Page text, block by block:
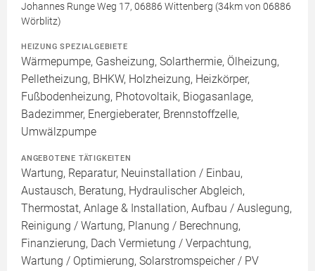
Johannes Runge Weg 17, 06886 Wittenberg (34km von 06886
Wörblitz)
HEIZUNG SPEZIALGEBIETE
Wärmepumpe, Gasheizung, Solarthermie, Ölheizung,
Pelletheizung, BHKW, Holzheizung, Heizkörper,
Fußbodenheizung, Photovoltaik, Biogasanlage,
Badezimmer, Energieberater, Brennstoffzelle,
Umwälzpumpe
ANGEBOTENE TÄTIGKEITEN
Wartung, Reparatur, Neuinstallation / Einbau,
Austausch, Beratung, Hydraulischer Abgleich,
Thermostat, Anlage & Installation, Aufbau / Auslegung,
Reinigung / Wartung, Planung / Berechnung,
Finanzierung, Dach Vermietung / Verpachtung,
Wartung / Optimierung, Solarstromspeicher / PV